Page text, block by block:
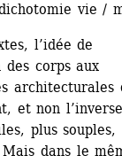
vie /
l’idée de
corps aux
architecturales
et non
plus souples,
Mais dans le